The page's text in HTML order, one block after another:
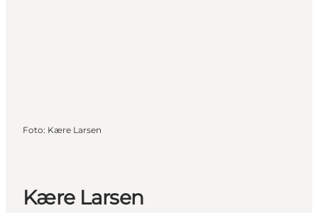
Foto: Kære Larsen
Kære Larsen